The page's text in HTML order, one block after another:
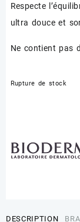
Respecte
ultra douce et
Ne contient pas
Rupture de stock
DESCRIPTION